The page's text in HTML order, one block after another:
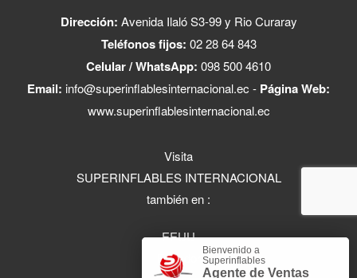
Dirección: Avenida Ilaló S3-99 y Rio Curaray
Teléfonos fijos: 02 28 64 843
Celular / WhatsApp: 098 500 4610
Email: info@superinflablesinternacional.ec - Página Web:
www.superinflablesinternacional.ec
Visita
SUPERINFLABLES INTERNACIONAL
también en :
EEUU
Ecuador
Bienvenido a
Superinflables
Agente de Ventas